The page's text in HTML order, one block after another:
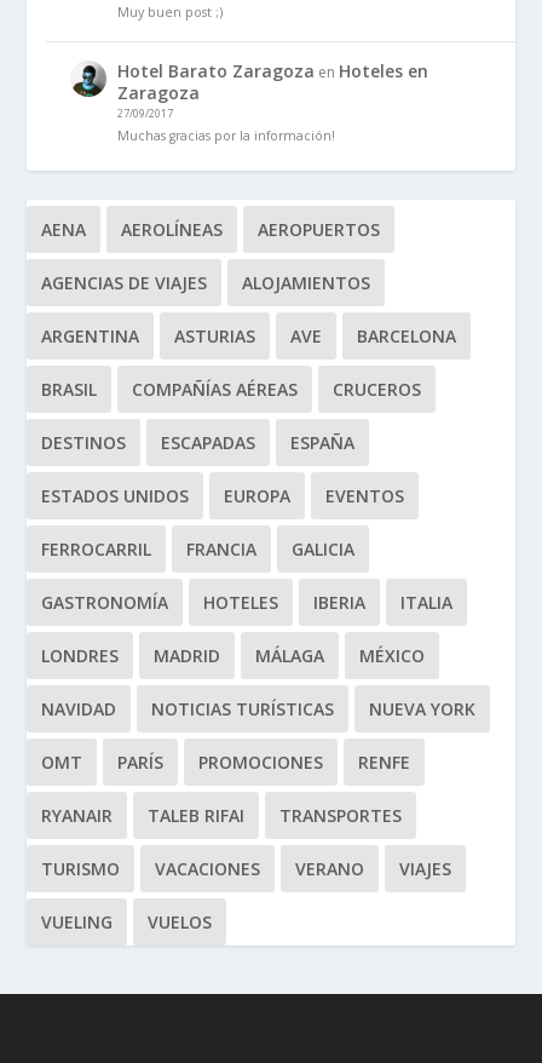
Muy buen post ;)
Hotel Barato Zaragoza en Hoteles en
Zaragoza
27/09/2017
Muchas gracias por la información!
AENA AEROLÍNEAS AEROPUERTOS
AGENCIAS DE VIAJES ALOJAMIENTOS
ARGENTINA ASTURIAS AVE BARCELONA
BRASIL COMPAÑÍAS AÉREAS CRUCEROS
DESTINOS ESCAPADAS ESPAÑA
ESTADOS UNIDOS EUROPA EVENTOS
FERROCARRIL FRANCIA GALICIA
GASTRONOMÍA HOTELES IBERIA ITALIA
LONDRES MADRID MÁLAGA MÉXICO
NAVIDAD NOTICIAS TURÍSTICAS NUEVA YORK
OMT PARÍS PROMOCIONES RENFE
RYANAIR TALEB RIFAI TRANSPORTES
TURISMO VACACIONES VERANO VIAJES
VUELING VUELOS